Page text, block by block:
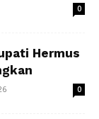
0
Hermus
0